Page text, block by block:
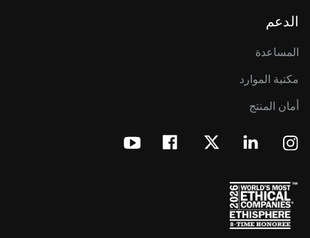
الدعم
المساعدة
مكتبة الموارد
أمان المنتج